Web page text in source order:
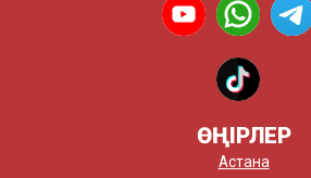
ӨҢІРЛЕР
Астана